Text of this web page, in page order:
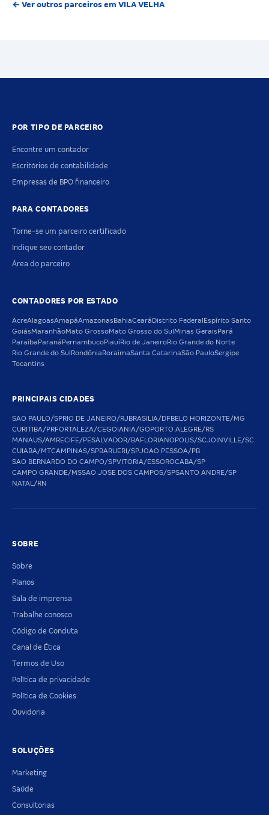
← Ver outros parceiros em VILA VELHA
POR TIPO DE PARCEIRO
Encontre um contador
Escritórios de contabilidade
Empresas de BPO financeiro
PARA CONTADORES
Torne-se um parceiro certificado
Indique seu contador
Área do parceiro
CONTADORES POR ESTADO
AcreAlagoasAmapáAmazonas BahiaCeará Distrito Federal Espírito Santo
GoiásMaranhãoMato GrossoMato Grosso do Sul Minas Gerais Pará
Paraíba Paraná PernambucoPiauíRio de JaneiroRio Grande do Norte
Rio Grande do Sul Rondônia RoraimaSanta CatarinaSão PauloSergipe
Tocantins
PRINCIPAIS CIDADES
SAO PAULO/SPRIO DE JANEIRO/RJBRASILIA/DFBELO HORIZONTE/MG
CURITIBA/PRFORTALEZA/CEGOIANIA/GOPORTO ALEGRE/RS
MANAUS/AMRECIFE/PESALVADOR/BAFLORIANOPOLIS/SCJOINVILLE/SC
CUIABA/MTCAMPINAS/SPBARUERI/SPJOAO PESSOA/PB
SAO BERNARDO DO CAMPO/SPVITORIA/ESSOROCABA/SP
CAMPO GRANDE/MSSAO JOSE DOS CAMPOS/SPSANTO ANDRE/SP
NATAL/RN
SOBRE
Sobre
Planos
Sala de imprensa
Trabalhe conosco
Código de Conduta
Canal de Ética
Termos de Uso
Política de privacidade
Política de Cookies
Ouvidoria
SOLUÇÕES
Marketing
Saúde
Consultorias